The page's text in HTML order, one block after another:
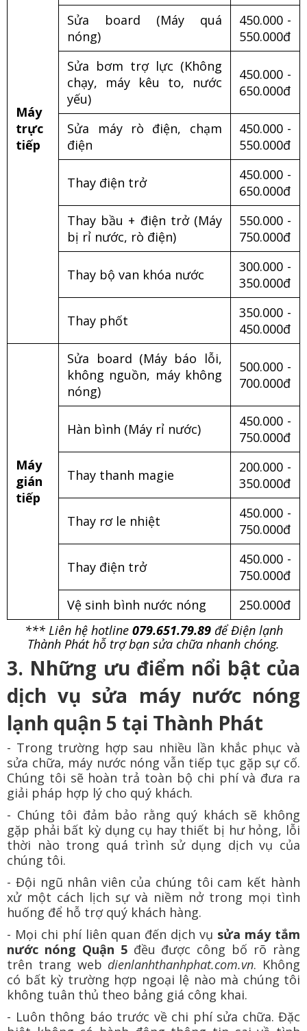
Máy
trực
tiếp
Sửa board (Máy quá
nóng)
450.000 -
550.000đ
Sửa bơm trợ lực (Không
chạy, máy kêu to, nước
yếu)
450.000 -
650.000đ
Sửa máy rò điện, chạm
điện
450.000 -
550.000đ
Thay điện trở
450.000 -
650.000đ
Thay bầu + điện trở (Máy
bị rỉ nước, rò điện)
550.000 -
750.000đ
Thay bộ van khóa nước
300.000 -
350.000đ
Thay phốt
350.000 -
450.000đ
Máy
gián
tiếp
Sửa board (Máy báo lỗi,
không nguồn, máy không
nóng)
500.000 -
700.000đ
Hàn bình (Máy rỉ nước)
450.000 -
750.000đ
Thay thanh magie
200.000 -
350.000đ
Thay rơ le nhiệt
450.000 -
750.000đ
Thay điện trở
450.000 -
750.000đ
Vệ sinh bình nước nóng
250.000đ
*** Liên hệ hotline 079.651.79.89để Điện lạnh
Thành Phát hỗ trợ bạn sửa chữa nhanh chóng.
3. Những ưu điểm nổi bật của
dịch vụ sửa máy nước nóng
lạnh quận 5 tại Thành Phát
- Trong trường hợp sau nhiều lần khắc phục và
sửa chữa, máy nước nóng vẫn tiếp tục gặp sự cố.
Chúng tôi sẽ hoàn trả toàn bộ chi phí và đưa ra
giải pháp hợp lý cho quý khách.
- Chúng tôi đảm bảo rằng quý khách sẽ không
gặp phải bất kỳ dụng cụ hay thiết bị hư hỏng, lỗi
thời nào trong quá trình sử dụng dịch vụ của
chúng tôi.
- Đội ngũ nhân viên của chúng tôi cam kết hành
xử một cách lịch sự và niềm nở trong mọi tình
huống để hỗ trợ quý khách hàng.
- Mọi chi phí liên quan đến dịch vụ sửa máy tắm
nước nóng Quận 5đều được công bố rõ ràng
trên trang web dienlanhthanhphat.com.vn. Không
có bất kỳ trường hợp ngoại lệ nào mà chúng tôi
không tuân thủ theo bảng giá công khai.
- Luôn thông báo trước về chi phí sửa chữa. Đặc